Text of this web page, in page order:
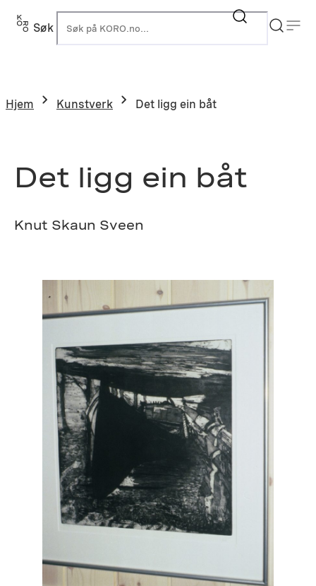
Hopp
Søk
Hjem Kunstverk Det ligg ein båt
Det ligg ein båt
Knut Skaun Sveen